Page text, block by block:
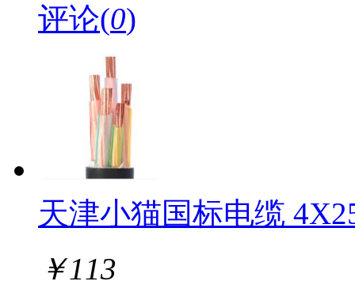
评论(0)
天津小猫国标电缆
￥113